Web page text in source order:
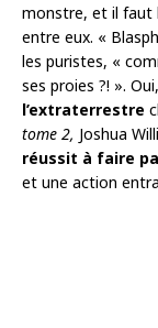
monstre, et il faut
entre eux. «
les puristes, «
ses proies ?! ».
l’extraterrestre
tome 2, Joshua
réussit à faire
et une action